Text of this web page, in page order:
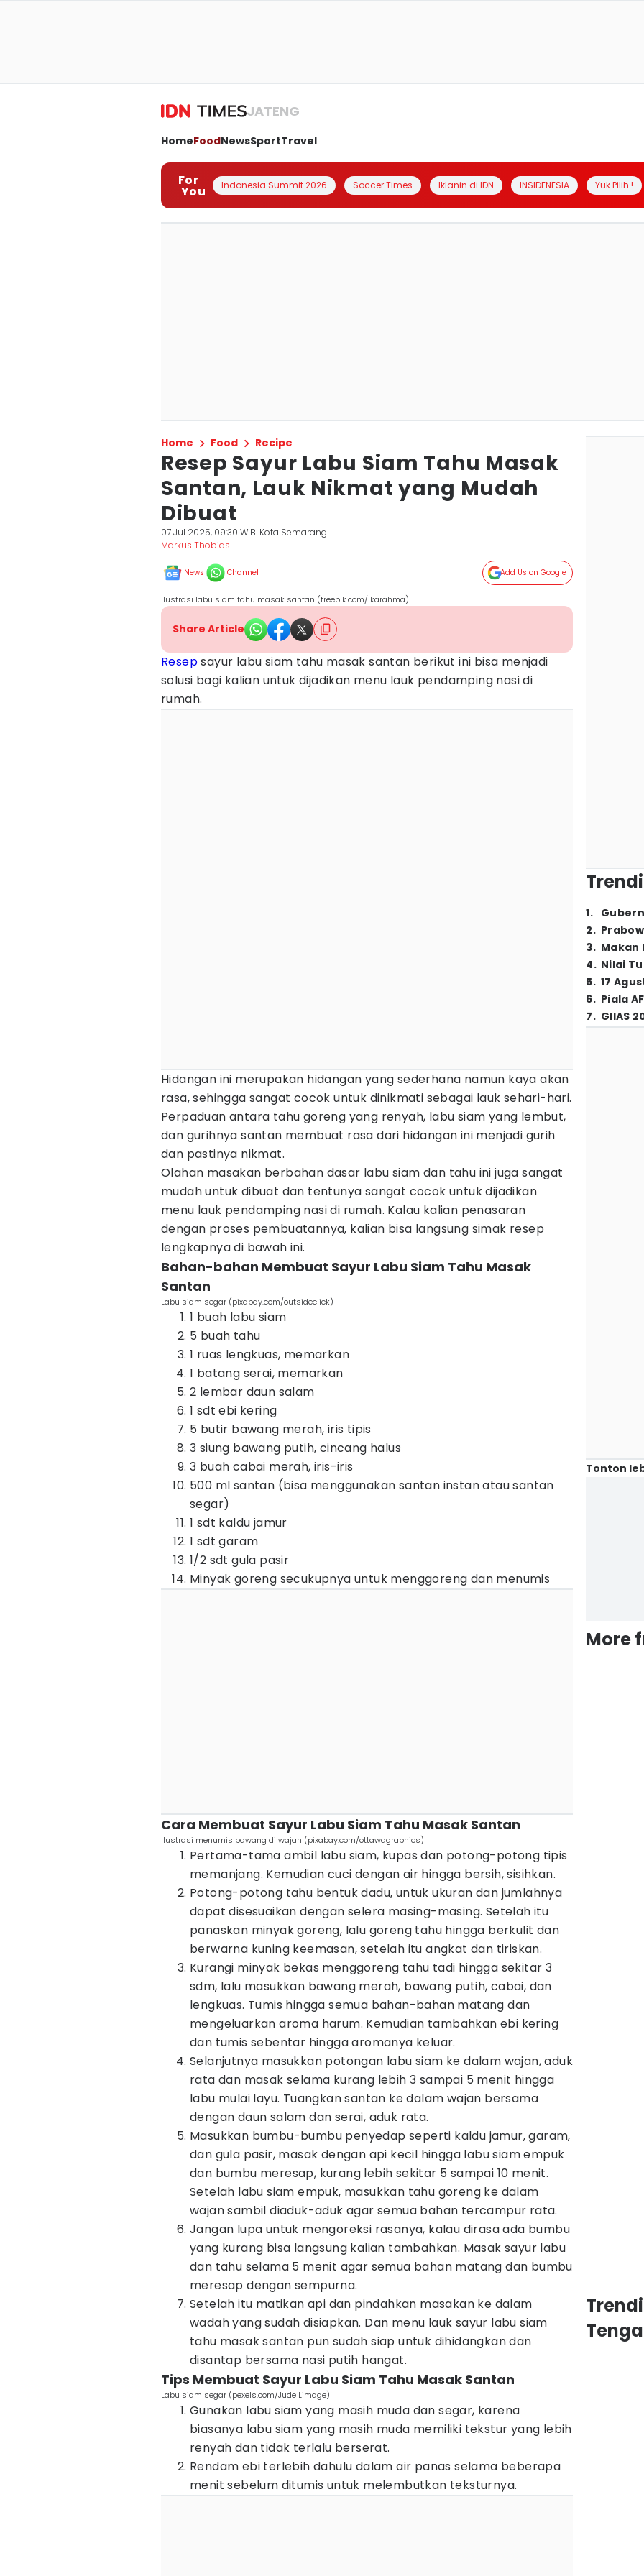
JATENG
HomeFoodNewsSportTravel
For
You Indonesia Summit 2026 Soccer Times Iklanin di IDN INSIDENESIA Yuk Pilih !
Home Food Recipe
Resep Sayur Labu Siam Tahu Masak
Santan, Lauk Nikmat yang Mudah
Dibuat
07 Jul 2025, 09:30 WIB Kota Semarang
Markus Thobias
News Channel Add Us on Google
Ilustrasi labu siam tahu masak santan (freepik.com/Ikarahma)
Share Article
Resepsayur labu siam tahu masak santan berikut ini bisa menjadi
solusi bagi kalian untuk dijadikan menu lauk pendamping nasi di
rumah.
Hidangan ini merupakan hidangan yang sederhana namun kaya akan
rasa, sehingga sangat cocok untuk dinikmati sebagai lauk sehari-hari.
Perpaduan antara tahu goreng yang renyah, labu siam yang lembut,
dan gurihnya santan membuat rasa dari hidangan ini menjadi gurih
dan pastinya nikmat.
Olahan masakan berbahan dasar labu siam dan tahu ini juga sangat
mudah untuk dibuat dan tentunya sangat cocok untuk dijadikan
menu lauk pendamping nasi di rumah. Kalau kalian penasaran
dengan proses pembuatannya, kalian bisa langsung simak resep
lengkapnya di bawah ini.
Bahan-bahan Membuat Sayur Labu Siam Tahu Masak
Santan
Labu siam segar (pixabay.com/outsideclick)
1 buah labu siam
5 buah tahu
1 ruas lengkuas, memarkan
1 batang serai, memarkan
2 lembar daun salam
1 sdt ebi kering
5 butir bawang merah, iris tipis
3 siung bawang putih, cincang halus
3 buah cabai merah, iris-iris
500 ml santan (bisa menggunakan santan instan atau santan
segar)
1 sdt kaldu jamur
1 sdt garam
1/2 sdt gula pasir
Minyak goreng secukupnya untuk menggoreng dan menumis
Cara Membuat Sayur Labu Siam Tahu Masak Santan
Ilustrasi menumis bawang di wajan (pixabay.com/ottawagraphics)
Pertama-tama ambil labu siam, kupas dan potong-potong tipis
memanjang. Kemudian cuci dengan air hingga bersih, sisihkan.
Potong-potong tahu bentuk dadu, untuk ukuran dan jumlahnya
dapat disesuaikan dengan selera masing-masing. Setelah itu
panaskan minyak goreng, lalu goreng tahu hingga berkulit dan
berwarna kuning keemasan, setelah itu angkat dan tiriskan.
Kurangi minyak bekas menggoreng tahu tadi hingga sekitar 3
sdm, lalu masukkan bawang merah, bawang putih, cabai, dan
lengkuas. Tumis hingga semua bahan-bahan matang dan
mengeluarkan aroma harum. Kemudian tambahkan ebi kering
dan tumis sebentar hingga aromanya keluar.
Selanjutnya masukkan potongan labu siam ke dalam wajan, aduk
rata dan masak selama kurang lebih 3 sampai 5 menit hingga
labu mulai layu. Tuangkan santan ke dalam wajan bersama
dengan daun salam dan serai, aduk rata.
Masukkan bumbu-bumbu penyedap seperti kaldu jamur, garam,
dan gula pasir, masak dengan api kecil hingga labu siam empuk
dan bumbu meresap, kurang lebih sekitar 5 sampai 10 menit.
Setelah labu siam empuk, masukkan tahu goreng ke dalam
wajan sambil diaduk-aduk agar semua bahan tercampur rata.
Jangan lupa untuk mengoreksi rasanya, kalau dirasa ada bumbu
yang kurang bisa langsung kalian tambahkan. Masak sayur labu
dan tahu selama 5 menit agar semua bahan matang dan bumbu
meresap dengan sempurna.
Setelah itu matikan api dan pindahkan masakan ke dalam
wadah yang sudah disiapkan. Dan menu lauk sayur labu siam
tahu masak santan pun sudah siap untuk dihidangkan dan
disantap bersama nasi putih hangat.
Tips Membuat Sayur Labu Siam Tahu Masak Santan
Labu siam segar (pexels.com/Jude Limage)
Gunakan labu siam yang masih muda dan segar, karena
biasanya labu siam yang masih muda memiliki tekstur yang lebih
renyah dan tidak terlalu berserat.
Rendam ebi terlebih dahulu dalam air panas selama beberapa
menit sebelum ditumis untuk melembutkan teksturnya.
1.
2.
3. Makan
4. Nilai
5. 17
6. Piala
7. GIIAS
Tonton
More